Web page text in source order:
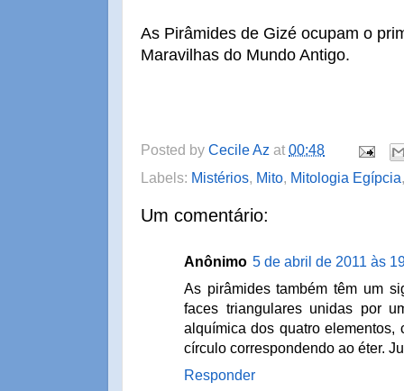
As Pirâmides de Gizé ocupam o
Maravilhas do Mundo Antigo.
Posted by Cecile Az at 00:48
Labels: Mistérios, Mito, Mitologia Egípcia
Um comentário:
Anônimo 5 de abril de 2011 às
As pirâmides também têm um
faces triangulares unidas por
alquímica dos quatro
círculo correspondendo ao éter.
Responder